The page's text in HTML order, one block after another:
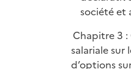
société et
Chapitre 3
salariale sur
d’options